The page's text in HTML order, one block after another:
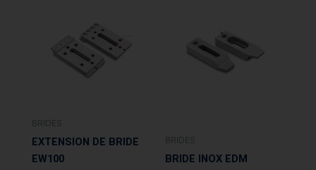
BRIDES
EXTENSION DE BRIDE
EW100
BRIDES
BRIDE INOX EDM
plusieurs
variations.